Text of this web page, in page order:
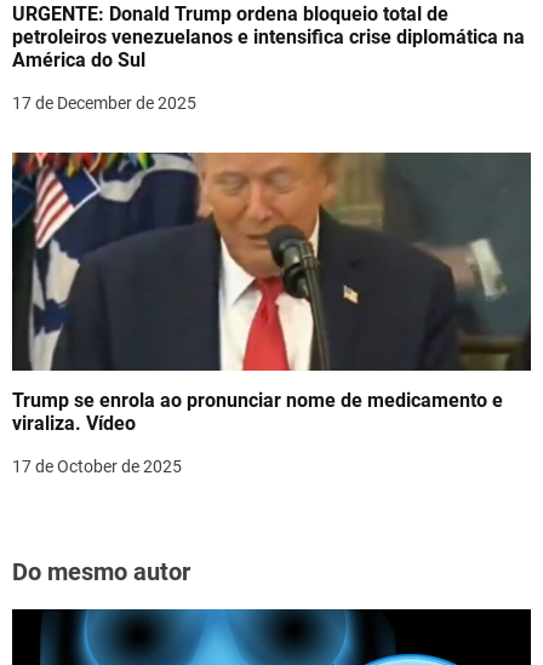
URGENTE: Donald Trump ordena bloqueio total de
petroleiros venezuelanos e intensifica crise diplomática na
América do Sul
17 de December de 2025
Trump se enrola ao pronunciar nome de medicamento e
viraliza. Vídeo
17 de October de 2025
Do mesmo autor